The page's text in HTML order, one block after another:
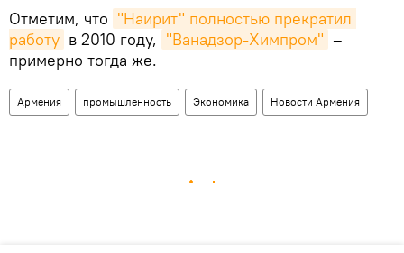
Отметим, что "Наирит" полностью прекратил
работу в 2010 году, "Ванадзор-Химпром" –
примерно тогда же.
Армения промышленность Экономика Новости Армения